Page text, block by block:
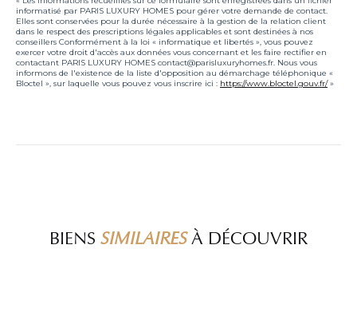
informatisé par PARIS LUXURY HOMES pour gérer votre demande de contact.
Elles sont conservées pour la durée nécessaire à la gestion de la relation client
dans le respect des prescriptions légales applicables et sont destinées à nos
conseillers Conformément à la loi « informatique et libertés », vous pouvez
exercer votre droit d'accès aux données vous concernant et les faire rectifier en
contactant PARIS LUXURY HOMES contact@parisluxuryhomes.fr. Nous vous
informons de l'existence de la liste d'opposition au démarchage téléphonique «
Bloctel », sur laquelle vous pouvez vous inscrire ici : https://www.bloctel.gouv.fr/»
BIENS SIMILAIRESÀ DÉCOUVRIR